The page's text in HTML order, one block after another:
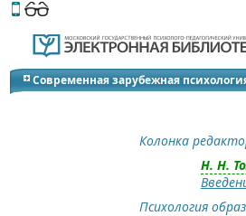
Этот сайт поддерживает
Современная зарубежная
Колонка
Н. Н.
Психология